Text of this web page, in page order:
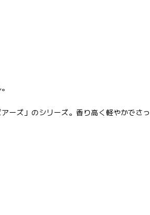
ーズ」のシリーズ。香り高く軽やかでさっ